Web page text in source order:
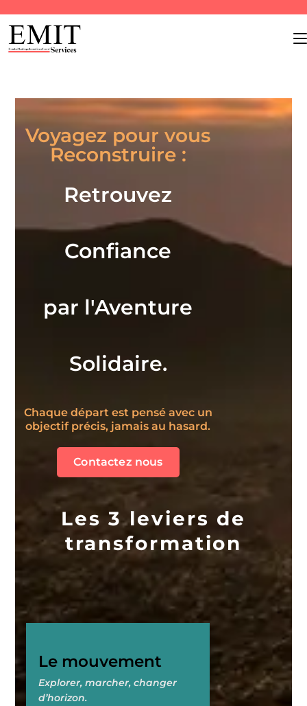
Voyagez pour vous
Reconstruire :
Retrouvez
Confiance
par l'Aventure
Solidaire.
Chaque départ est pensé avec un
objectif précis, jamais au hasard.
Contactez nous
Les 3 leviers de
transformation
Le mouvement
Explorer, marcher, changer
d’horizon.